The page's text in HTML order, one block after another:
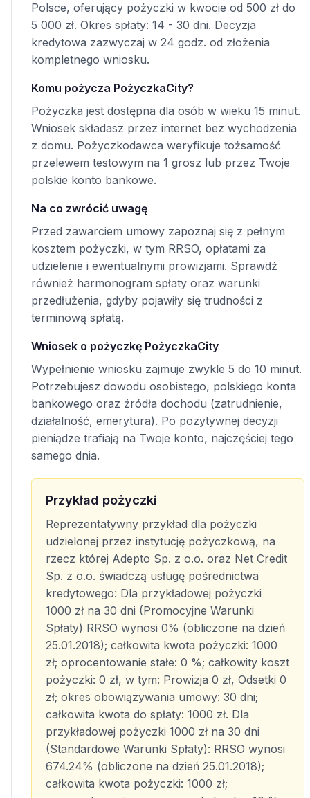
Polsce, oferujący pożyczki w kwocie od 500 zł do
5 000 zł. Okres spłaty: 14 - 30 dni. Decyzja
kredytowa zazwyczaj w 24 godz. od złożenia
kompletnego wniosku.
Komu pożycza PożyczkaCity?
Pożyczka jest dostępna dla osób w wieku 15 minut.
Wniosek składasz przez internet bez wychodzenia
z domu. Pożyczkodawca weryfikuje tożsamość
przelewem testowym na 1 grosz lub przez Twoje
polskie konto bankowe.
Na co zwrócić uwagę
Przed zawarciem umowy zapoznaj się z pełnym
kosztem pożyczki, w tym RRSO, opłatami za
udzielenie i ewentualnymi prowizjami. Sprawdź
również harmonogram spłaty oraz warunki
przedłużenia, gdyby pojawiły się trudności z
terminową spłatą.
Wniosek o pożyczkę PożyczkaCity
Wypełnienie wniosku zajmuje zwykle 5 do 10 minut.
Potrzebujesz dowodu osobistego, polskiego konta
bankowego oraz źródła dochodu (zatrudnienie,
działalność, emerytura). Po pozytywnej decyzji
pieniądze trafiają na Twoje konto, najczęściej tego
samego dnia.
Przykład pożyczki
Reprezentatywny przykład dla pożyczki
udzielonej przez instytucję pożyczkową, na
rzecz której Adepto Sp. z o.o. oraz Net Credit
Sp. z o.o. świadczą usługę pośrednictwa
kredytowego: Dla przykładowej pożyczki
1000 zł na 30 dni (Promocyjne Warunki
Spłaty) RRSO wynosi 0% (obliczone na dzień
25.01.2018); całkowita kwota pożyczki: 1000
zł; oprocentowanie stałe: 0 %; całkowity koszt
pożyczki: 0 zł, w tym: Prowizja 0 zł, Odsetki 0
zł; okres obowiązywania umowy: 30 dni;
całkowita kwota do spłaty: 1000 zł. Dla
przykładowej pożyczki 1000 zł na 30 dni
(Standardowe Warunki Spłaty): RRSO wynosi
674.24% (obliczone na dzień 25.01.2018);
całkowita kwota pożyczki: 1000 zł;